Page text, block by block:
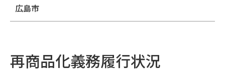
広島市
再商品化義務履行状況